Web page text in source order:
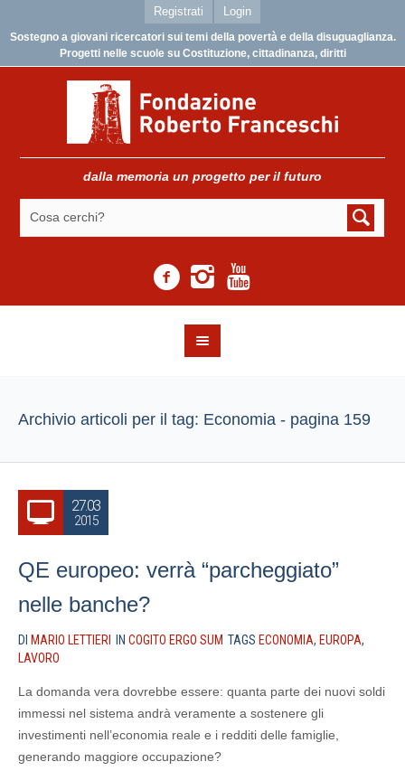
Registrati Login
Sostegno a giovani ricercatori sui temi della povertà e della disuguaglianza.
Progetti nelle scuole su Costituzione, cittadinanza, diritti
dalla memoria un progetto per il futuro
Archivio articoli per il tag: Economia - pagina 159
27.03
2015
QE europeo: verrà “parcheggiato”
nelle banche?
DI MARIO LETTIERI IN COGITO ERGO SUM TAGS ECONOMIA, EUROPA,
LAVORO
La domanda vera dovrebbe essere: quanta parte dei nuovi soldi
immessi nel sistema andrà veramente a sostenere gli
investimenti nell’economia reale e i redditi delle famiglie,
generando maggiore occupazione?